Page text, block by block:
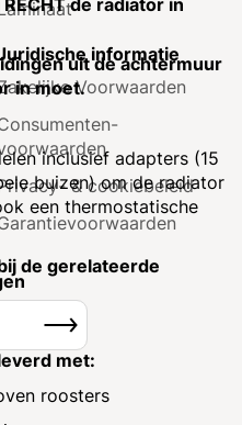
de radiator in
uit de achtermuur
in moet.
inclusief adapters (15
buizen) om de radiator
een thermostatische
de gerelateerde
met:
roosters
informatie
Voorwaarden
& cookiebeleid
Inschrijven